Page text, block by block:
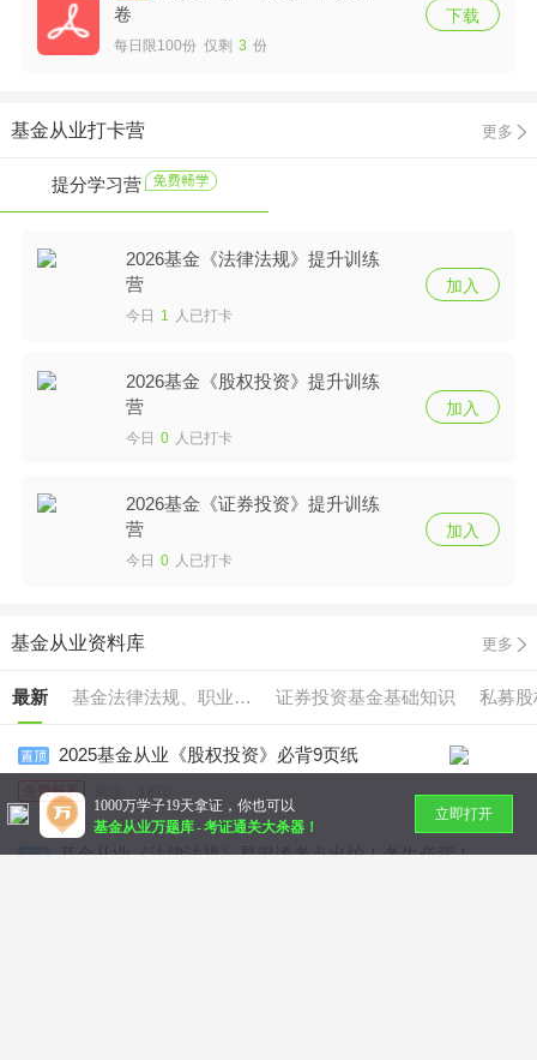
卷
每日限100份 仅剩 3 份
下载
基金从业打卡营 更多
提分学习营
2026基金《法律法规》提升训练
营
今日 1 人已打卡
加入
2026基金《股权投资》提升训练
营
今日 0 人已打卡
加入
2026基金《证券投资》提升训练
营
今日 0 人已打卡
加入
基金从业资料库 更多
最新 基金法律法规、职业道
德与业务规范
证券投资基金基础知识 私募
2025基金从业《股权投资》必背9页纸
免费畅看
基金从业《法律法规》易混淆考点出炉！考生必背！
1000万学子19天拿证，你也可以
基金从业万题库-考证通关大杀器！
立即打开